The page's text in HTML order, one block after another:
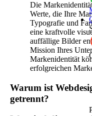
Die
Werte, die Ihre
Typografie und
eine kraftvolle
auffällige Bilder
Mission Ihres
Markenidentität
erfolgreichen
Warum ist
getrennt?